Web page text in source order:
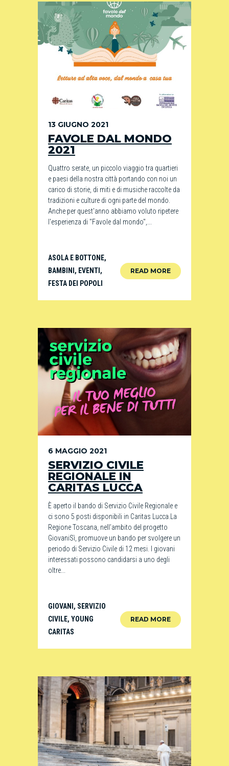
13 GIUGNO 2021
FAVOLE DAL MONDO
2021
Quattro serate, un piccolo viaggio tra quartieri
e paesi della nostra città portando con noi un
carico di storie, di miti e di musiche raccolte da
tradizioni e culture di ogni parte del mondo.
Anche per quest'anno abbiamo voluto ripetere
l'esperienza di "Favole dal mondo",...
ASOLA E BOTTONE,
BAMBINI , EVENTI ,
FESTA DEI POPOLI
READ MORE
6 MAGGIO 2021
SERVIZIO CIVILE
REGIONALE IN
CARITAS LUCCA
È aperto il bando di Servizio Civile Regionale e
ci sono 5 posti disponibili in Caritas Lucca.La
Regione Toscana, nell’ambito del progetto
GiovaniSì, promuove un bando per svolgere un
periodo di Servizio Civile di 12 mesi. I giovani
interessati possono candidarsi a uno degli
oltre...
GIOVANI , SERVIZIO
CIVILE, YOUNG
CARITAS
READ MORE